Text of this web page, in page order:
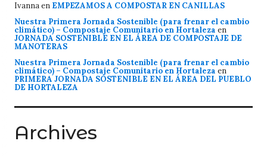
Ivannaen EMPEZAMOS A COMPOSTAR EN CANILLAS
Nuestra Primera Jornada Sostenible (para frenar el cambio
climático) – Compostaje Comunitario en Hortaleza en
JORNADA SOSTENIBLE EN EL ÁREA DE COMPOSTAJE DE
MANOTERAS
Nuestra Primera Jornada Sostenible (para frenar el cambio
climático) – Compostaje Comunitario en Hortaleza en
PRIMERA JORNADA SOSTENIBLE EN EL ÁREA DEL PUEBLO
DE HORTALEZA
Archives